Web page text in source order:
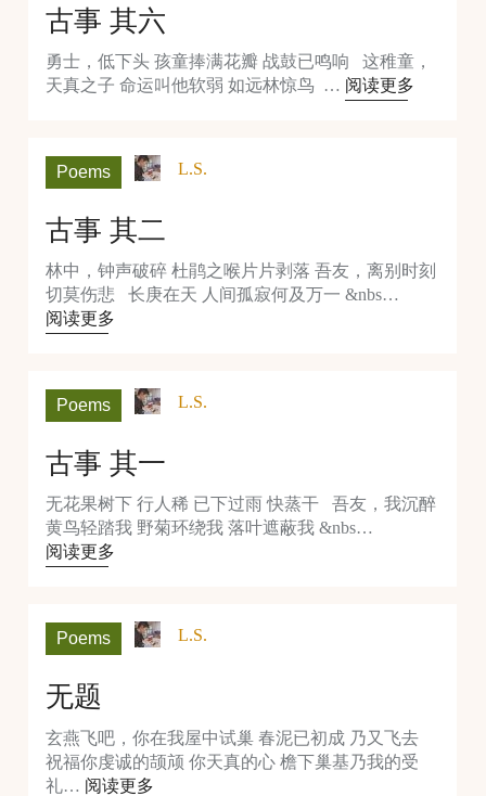
古事 其六
勇士，低下头 孩童捧满花瓣 战鼓已鸣响 这稚童，
天真之子 命运叫他软弱 如远林惊鸟 … 阅读更多
Poems L.S.
古事 其二
林中，钟声破碎 杜鹃之喉片片剥落 吾友，离别时刻
切莫伤悲 长庚在天 人间孤寂何及万一 &nbs…
阅读更多
Poems L.S.
古事 其一
无花果树下 行人稀 已下过雨 快蒸干 吾友，我沉醉
黄鸟轻踏我 野菊环绕我 落叶遮蔽我 &nbs…
阅读更多
Poems L.S.
无题
玄燕飞吧，你在我屋中试巢 春泥已初成 乃又飞去
祝福你虔诚的颉颃 你天真的心 檐下巢基乃我的受
礼… 阅读更多